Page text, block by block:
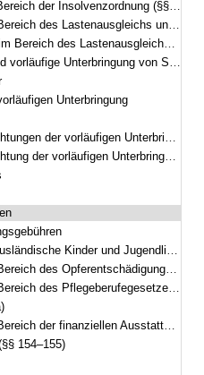
der Insolvenzordnung (§§ 104–113)
und des Flüchtlingswesens (§§ 114–133a)
und des Flüchtlingswesens (§§ 114–124)
gemäß § 8 des Bundesvertriebenengesetzes sowie von jüdischen Emigranten und Emigrantinnen (§§ 125–133)
Unterbringung
vorläufigen Unterbringung; Personenkreis
der vorläufigen Unterbringung
Kinder und Jugendliche (§ 133a)
(§§ 134–135)
Pflegeberufegesetzes (§§ 136–146)
zur Wahrnehmung von Querschnittsaufgaben (§§ 147–153)
154–155)